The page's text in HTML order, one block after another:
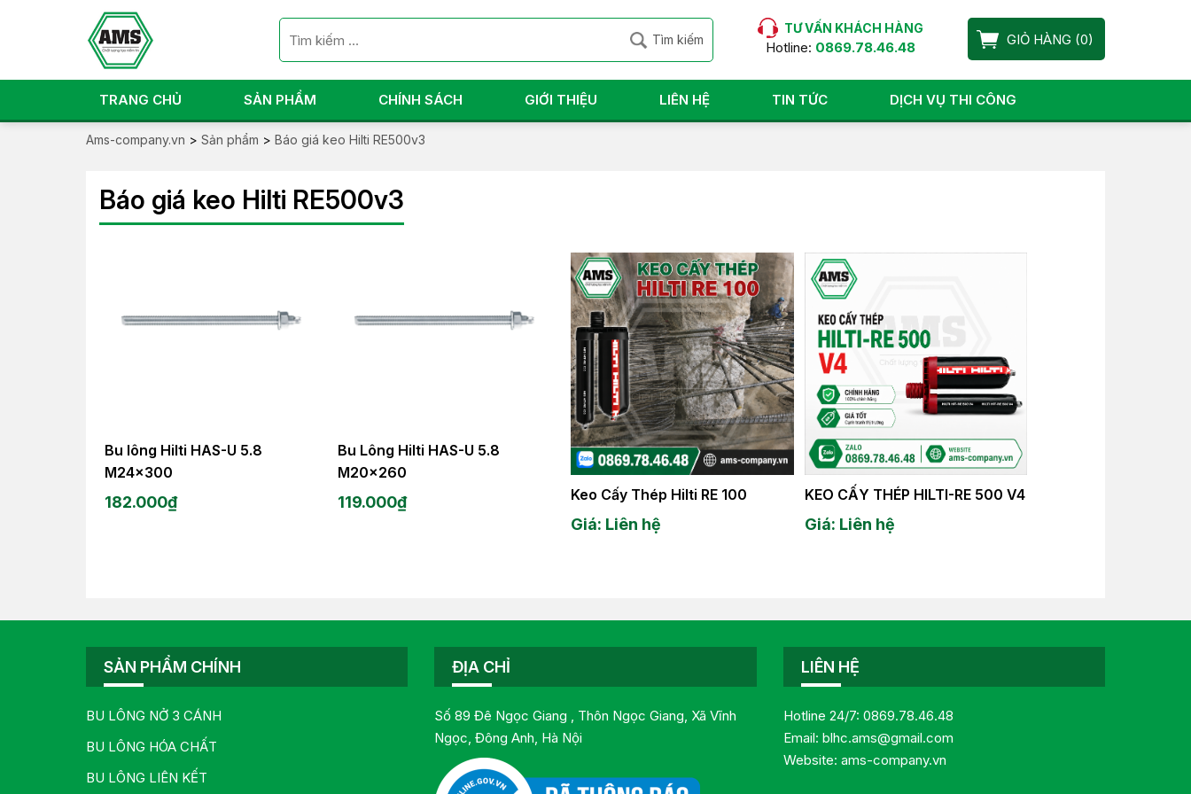
GIỎ HÀNG (0)
TƯ VẤN KHÁCH HÀNG
Hotline: 0869.78.46.48
TRANG CHỦ SẢN PHẨM CHÍNH SÁCH GIỚI THIỆU LIÊN HỆ TIN TỨC DỊCH VỤ THI CÔNG
Ams-company.vn > Sản phẩm > Báo giá keo Hilti RE500v3
Báo giá keo Hilti RE500v3
Bu lông Hilti HAS-U 5.8
M24x300
182.000₫
Bu Lông Hilti HAS-U 5.8
M20x260
119.000₫ Keo Cấy Thép Hilti RE 100
Giá: Liên hệ
KEO CẤY THÉP HILTI-RE 500 V4
Giá: Liên hệ
SẢN PHẨM CHÍNH
BU LÔNG NỞ 3 CÁNH
BU LÔNG HÓA CHẤT
BU LÔNG LIÊN KẾT
ĐỊA CHỈ
Số 89 Đê Ngọc Giang , Thôn Ngọc Giang, Xã Vĩnh
Ngọc, Đông Anh, Hà Nội
LIÊN HỆ
Hotline 24/7: 0869.78.46.48
Email: blhc.ams@gmail.com
Website: ams-company.vn